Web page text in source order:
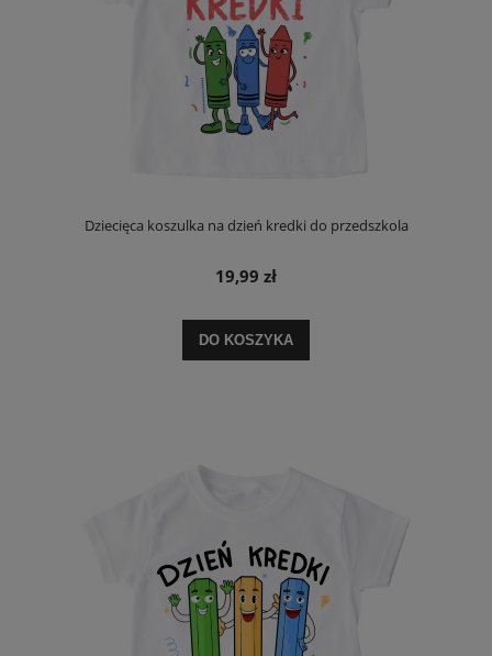
Dziecięca koszulka na dzień kredki do przedszkola
19,99 zł
DO KOSZYKA